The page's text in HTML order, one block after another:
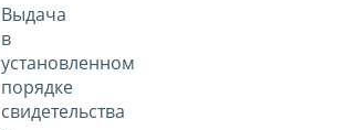
Выдача
в
установленном
порядке
свидетельства